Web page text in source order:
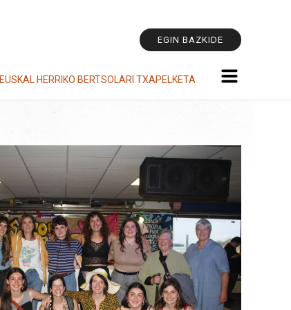
EGIN BAZKIDE
EUSKAL HERRIKO BERTSOLARI TXAPELKETA